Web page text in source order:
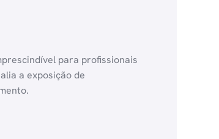
para profissionais
a exposição de